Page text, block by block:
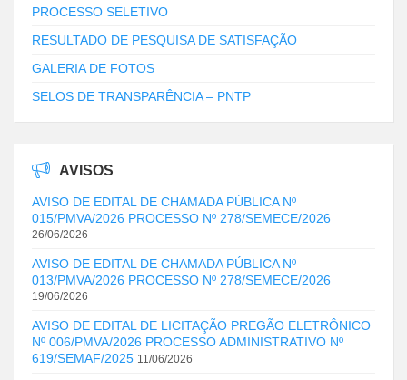
PROCESSO SELETIVO
RESULTADO DE PESQUISA DE SATISFAÇÃO
GALERIA DE FOTOS
SELOS DE TRANSPARÊNCIA – PNTP
AVISOS
AVISO DE EDITAL DE CHAMADA PÚBLICA Nº
015/PMVA/2026 PROCESSO Nº 278/SEMECE/2026
26/06/2026
AVISO DE EDITAL DE CHAMADA PÚBLICA Nº
013/PMVA/2026 PROCESSO Nº 278/SEMECE/2026
19/06/2026
AVISO DE EDITAL DE LICITAÇÃO PREGÃO ELETRÔNICO
Nº 006/PMVA/2026 PROCESSO ADMINISTRATIVO Nº
619/SEMAF/2025 11/06/2026